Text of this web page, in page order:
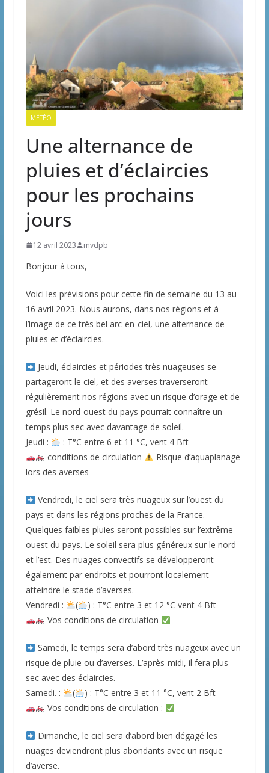
MÉTÉO
Une alternance de
pluies et d’éclaircies
pour les prochains
jours
12 avril 2023 mvdpb
Bonjour à tous,
Voici les prévisions pour cette fin de semaine du 13 au
16 avril 2023. Nous aurons, dans nos régions et à
l’image de ce très bel arc-en-ciel, une alternance de
pluies et d’éclaircies.
Jeudi, éclaircies et périodes très nuageuses se
partageront le ciel, et des averses traverseront
régulièrement nos régions avec un risque d’orage et de
grésil. Le nord-ouest du pays pourrait connaître un
temps plus sec avec davantage de soleil.
Jeudi :
: T°C entre 6 et 11 °C, vent 4 Bft
conditions de circulation
Risque d’aquaplanage
lors des averses
Vendredi, le ciel sera très nuageux sur l’ouest du
pays et dans les régions proches de la France.
Quelques faibles pluies seront possibles sur l’extrême
ouest du pays. Le soleil sera plus généreux sur le nord
et l’est. Des nuages convectifs se développeront
également par endroits et pourront localement
atteindre le stade d’averses.
Vendredi :
(
) : T°C entre 3 et 12 °C vent 4 Bft
Vos conditions de circulation
Samedi, le temps sera d’abord très nuageux avec un
risque de pluie ou d’averses. L’après-midi, il fera plus
sec avec des éclaircies.
Samedi. :
(
) : T°C entre 3 et 11 °C, vent 2 Bft
Vos conditions de circulation :
Dimanche, le ciel sera d’abord bien dégagé les
nuages deviendront plus abondants avec un risque
d’averse.